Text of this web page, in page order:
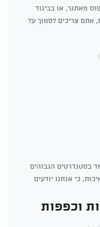
מאתגר, או בביגוד
אתם צריכים לסמוך על
בסטנדרטים הגבוהים
כי אנחנו יודעים
וכפפות